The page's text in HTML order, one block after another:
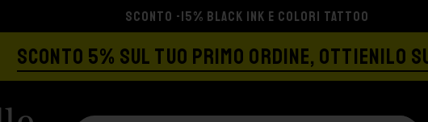
SPEDIZIONE GRATIS A PARTIRE DA €129
SCONTO 5% SUL TUO PRIMO ORDINE, OTTIENILO